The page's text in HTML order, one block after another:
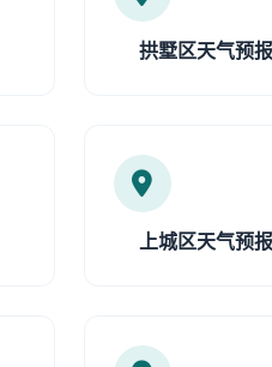
拱墅区天气预报
上城区天气预报